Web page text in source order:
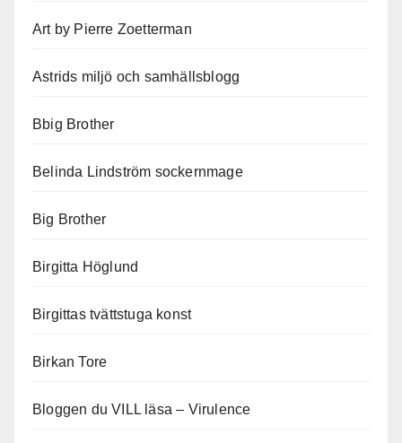
Art by Pierre Zoetterman
Astrids miljö och samhällsblogg
Bbig Brother
Belinda Lindström sockernmage
Big Brother
Birgitta Höglund
Birgittas tvättstuga konst
Birkan Tore
Bloggen du VILL läsa – Virulence